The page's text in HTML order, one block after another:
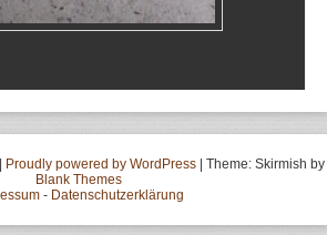
Proudly powered by WordPress
Theme: Skirmish by
Blank Themes
- Datenschutzerklärung